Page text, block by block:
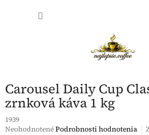
Carousel Daily Cup
zrnková káva 1 kg
1939
Priemerné
NeohodnotenéPodrobnosti hodnotenia